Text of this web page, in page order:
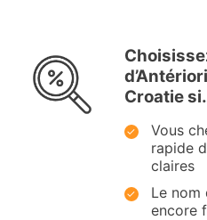
Croatie
Vous
rapide
claires
Le nom
encore